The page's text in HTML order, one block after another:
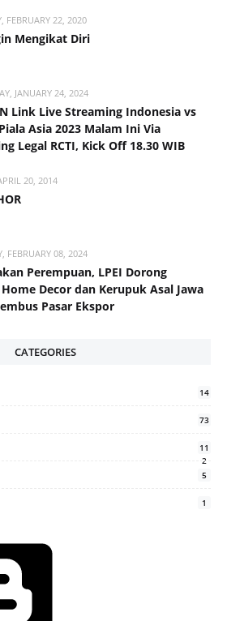
FEBRUARY 22, 2020
Mengikat Diri
JANUARY 24, 2024
Link Live Streaming Indonesia vs
Asia 2023 Malam Ini Via
Legal RCTI, Kick Off 18.30 WIB
20, 2014
FEBRUARY 08, 2024
Perempuan, LPEI Dorong
Decor dan Kerupuk Asal Jawa
Pasar Ekspor
CATEGORIES
14
73
11
2
5
1